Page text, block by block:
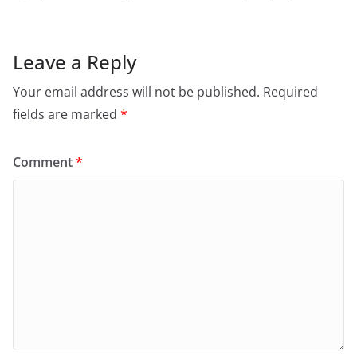
Leave a Reply
Your email address will not be published. Required
fields are marked *
Comment*